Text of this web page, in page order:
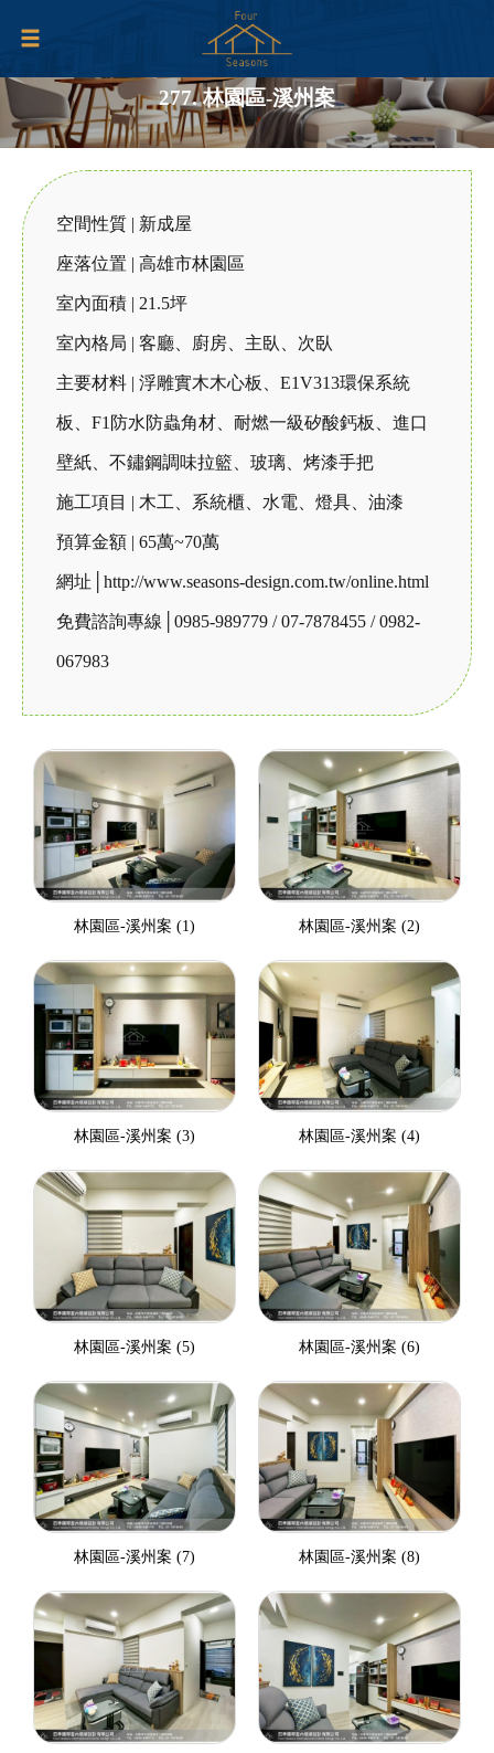
277. 林園區-溪州案
空間性質 | 新成屋
座落位置 | 高雄市林園區
室內面積 | 21.5坪
室內格局 | 客廳、廚房、主臥、次臥
主要材料 | 浮雕實木木心板、E1V313環保系統
板、F1防水防蟲角材、耐燃一級矽酸鈣板、進口
壁紙、不鏽鋼調味拉籃、玻璃、烤漆手把
施工項目 | 木工、系統櫃、水電、燈具、油漆
預算金額 | 65萬~70萬
網址│http://www.seasons-design.com.tw/online.html
免費諮詢專線│0985-989779 / 07-7878455 / 0982-
067983
林園區-溪州案 (1) 林園區-溪州案 (2)
林園區-溪州案 (3) 林園區-溪州案 (4)
林園區-溪州案 (5) 林園區-溪州案 (6)
林園區-溪州案 (7) 林園區-溪州案 (8)